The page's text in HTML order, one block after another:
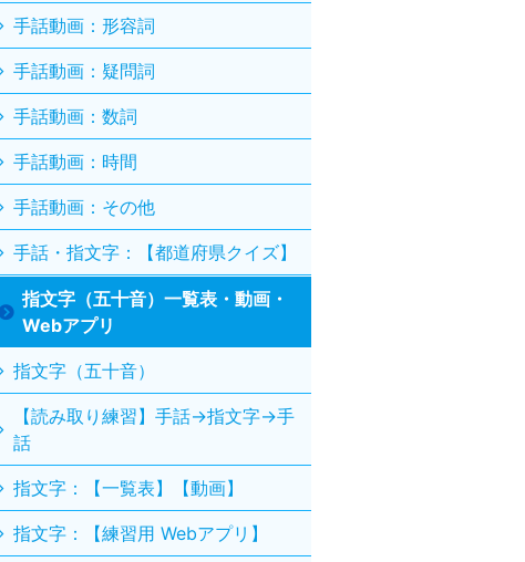
手話動画：形容詞
手話動画：疑問詞
手話動画：数詞
手話動画：時間
手話動画：その他
手話・指文字：【都道府県クイズ】
指文字（五十音）一覧表・動画・
Webアプリ
指文字（五十音）
【読み取り練習】手話→指文字→手
話
指文字：【一覧表】【動画】
指文字：【練習用 Webアプリ】